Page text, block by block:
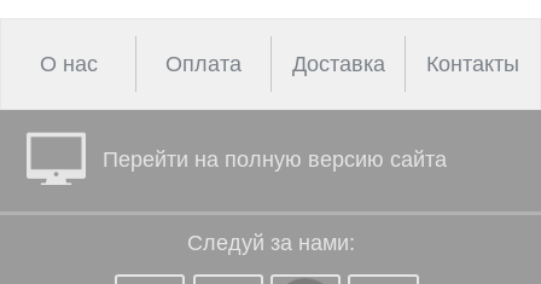
О нас Оплата Доставка Контакты
Перейти на полную версию сайта
Следуй за нами: